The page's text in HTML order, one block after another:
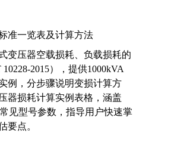
准一览表及计算方法
变压器空载损耗、负载损耗的
2015），提供1000kVA
例，分步骤说明变损计算方
器损耗计算实例表格，涵盖
见型号参数，指导用户快速掌
要点。